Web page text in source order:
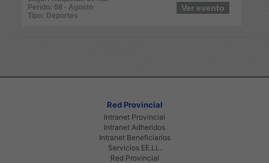
Perido: 08 - Agosto
Tipo: Deportes
Ver evento
Red Provincial
Intranet Provincial
Intranet Adheridos
Intranet Beneficiarios
Servicios EE.LL.
Red Provincial